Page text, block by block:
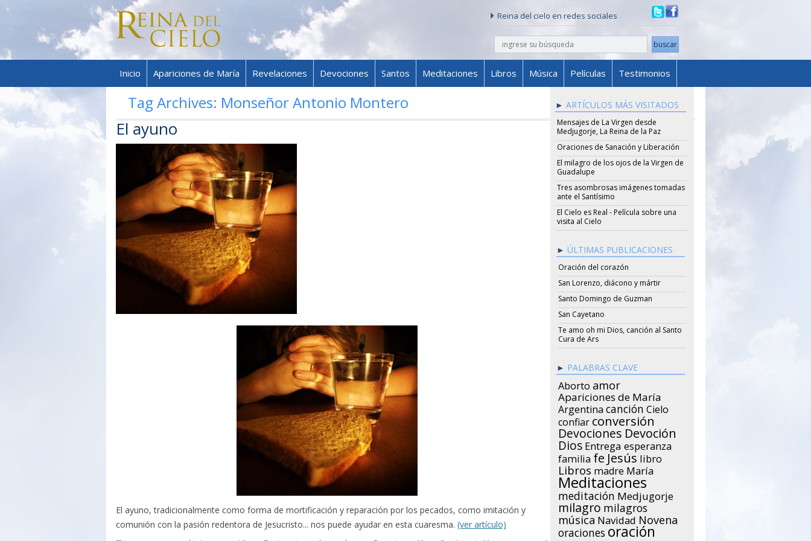
Reina del cielo en redes sociales
buscar
Skip to content
Inicio Apariciones de María Revelaciones Devociones Santos Meditaciones Libros Música Películas Testimonios
Tag Archives: Monseñor Antonio Montero
El ayuno
El ayuno, tradicionalmente como forma de mortificación y reparación por los pecados, como imitación y
comunión con la pasión redentora de Jesucristo... nos puede ayudar en esta cuaresma. (ver artículo)
ARTÍCULOS MÁS VISITADOS
Mensajes de La Virgen desde
Medjugorje, La Reina de la Paz
Oraciones de Sanación y Liberación
El milagro de los ojos de la Virgen de
Guadalupe
Tres asombrosas imágenes tomadas
ante el Santísimo
El Cielo es Real - Película sobre una
visita al Cielo
ÚLTIMAS PUBLICACIONES
Oración del corazón
San Lorenzo, diácono y mártir
Santo Domingo de Guzman
San Cayetano
Te amo oh mi Dios, canción al Santo
Cura de Ars
PALABRAS CLAVE
Aborto amor
Apariciones de María
Argentina canción Cielo
confiar conversión
Devociones Devoción
Dios Entrega esperanza
familia fe Jesús libro
Libros madre María
Meditaciones
meditación Medjugorje
milagro milagros
música Navidad Novena
oraciones oración